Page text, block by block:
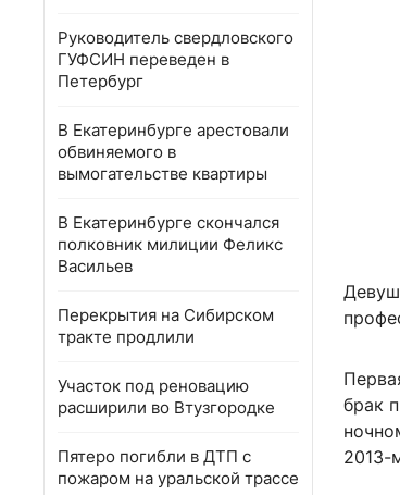
Руководитель свердловского
ГУФСИН переведен в
Петербург
В Екатеринбурге арестовали
обвиняемого в
вымогательстве квартиры
В Екатеринбурге скончался
полковник милиции Феликс
Васильев
Перекрытия на Сибирском
тракте продлили
Участок под реновацию
расширили во Втузгородке
Пятеро погибли в ДТП с
пожаром на уральской трассе
брак
2013-